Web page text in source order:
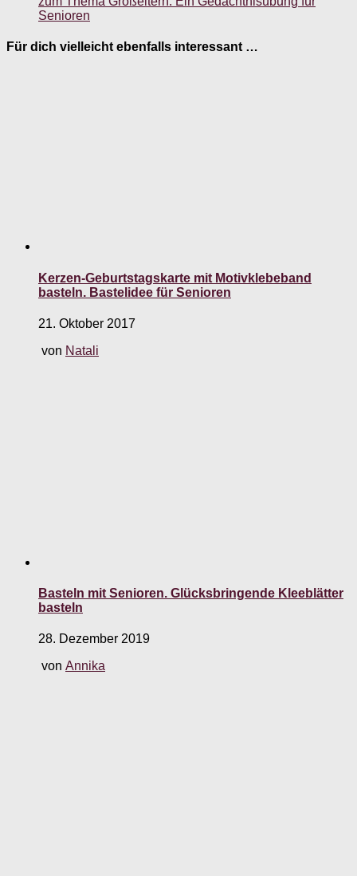
Senioren
Für dich vielleicht ebenfalls interessant …
Kerzen-Geburtstagskarte mit Motivklebeband
basteln. Bastelidee für Senioren
21. Oktober 2017
von Natali
Basteln mit Senioren. Glücksbringende Kleeblätter
basteln
28. Dezember 2019
von Annika